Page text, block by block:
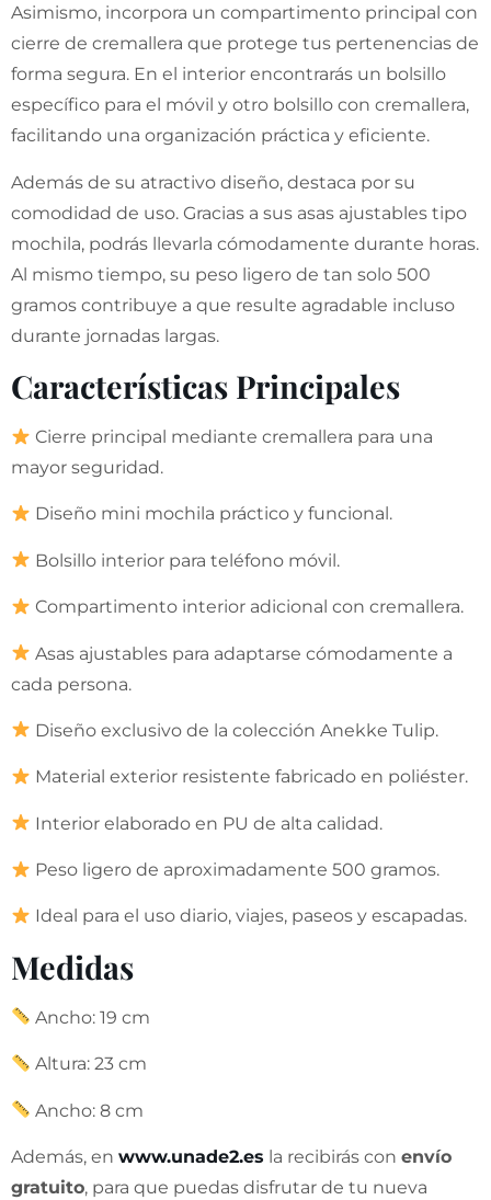
Asimismo, incorpora un compartimento principal con
cierre de cremallera que protege tus pertenencias de
forma segura. En el interior encontrarás un bolsillo
específico para el móvil y otro bolsillo con cremallera,
facilitando una organización práctica y eficiente.
Además de su atractivo diseño, destaca por su
comodidad de uso. Gracias a sus asas ajustables tipo
mochila, podrás llevarla cómodamente durante horas.
Al mismo tiempo, su peso ligero de tan solo 500
gramos contribuye a que resulte agradable incluso
durante jornadas largas.
Características Principales
Cierre principal mediante cremallera para una
mayor seguridad.
Diseño mini mochila práctico y funcional.
Bolsillo interior para teléfono móvil.
Compartimento interior adicional con cremallera.
Asas ajustables para adaptarse cómodamente a
cada persona.
Diseño exclusivo de la colección Anekke Tulip.
Material exterior resistente fabricado en poliéster.
Interior elaborado en PU de alta calidad.
Peso ligero de aproximadamente 500 gramos.
Ideal para el uso diario, viajes, paseos y escapadas.
Medidas
Ancho: 19 cm
Altura: 23 cm
Ancho: 8 cm
Además, en www.unade2.es la recibirás con envío
gratuito, para que puedas disfrutar de tu nueva